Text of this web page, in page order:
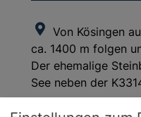
Von Kösingen
ca. 1400 m folgen
Der ehemalige
See neben der